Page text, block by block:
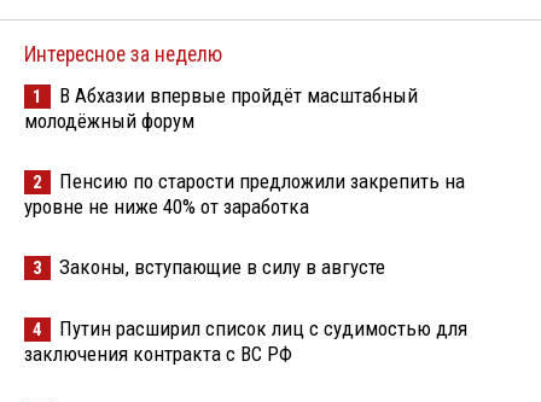
Интересное за неделю
1
В Абхазии впервые пройдёт масштабный
молодёжный форум
2
Пенсию по старости предложили закрепить на
уровне не ниже 40% от заработка
3 Законы, вступающие в силу в августе
4
Путин расширил список лиц с судимостью для
заключения контракта с ВС РФ